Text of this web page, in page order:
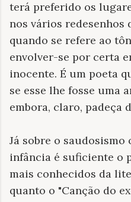
terá preferido os
nos vários redesenhos
quando se refere ao
envolver-se por certa
inocente. É um poeta
se esse lhe fosse uma
embora, claro, padeça
Já sobre o
infância é suficiente o
mais conhecidos da
quanto o "Canção do